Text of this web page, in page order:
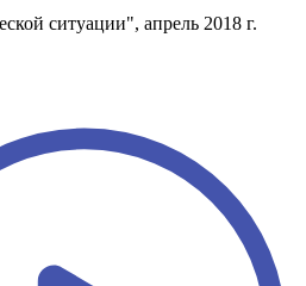
ситуации", апрель 2018 г.